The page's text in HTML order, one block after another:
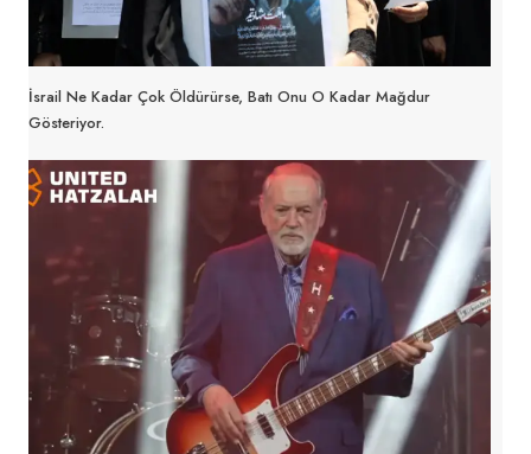
İsrail Ne Kadar Çok Öldürürse, Batı Onu O Kadar Mağdur
Gösteriyor.